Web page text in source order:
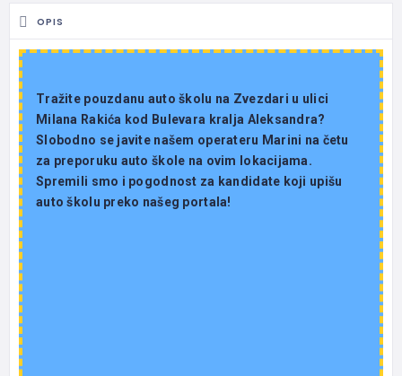
OPIS
Tražite pouzdanu auto školu na Zvezdari u ulici
Milana Rakića kod Bulevara kralja Aleksandra?
Slobodno se javite našem operateru Marini na četu
za preporuku auto škole na ovim lokacijama.
Spremili smo i pogodnost za kandidate koji upišu
auto školu preko našeg portala!